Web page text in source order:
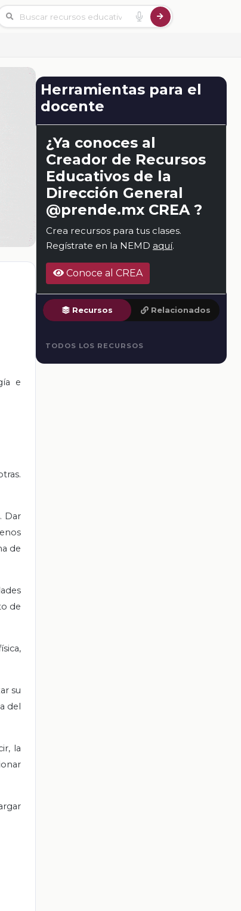
e
Dar
de
de
su
del
la
Herramientas para el
docente
¿Ya conoces al
Creador de Recursos
Educativos de la
Dirección General
@prende.mx CREA ?
Crea recursos para tus clases.
Regístrate en la NEMD aquí.
Conoce al CREA
Recursos Relacionados
TODOS LOS RECURSOS